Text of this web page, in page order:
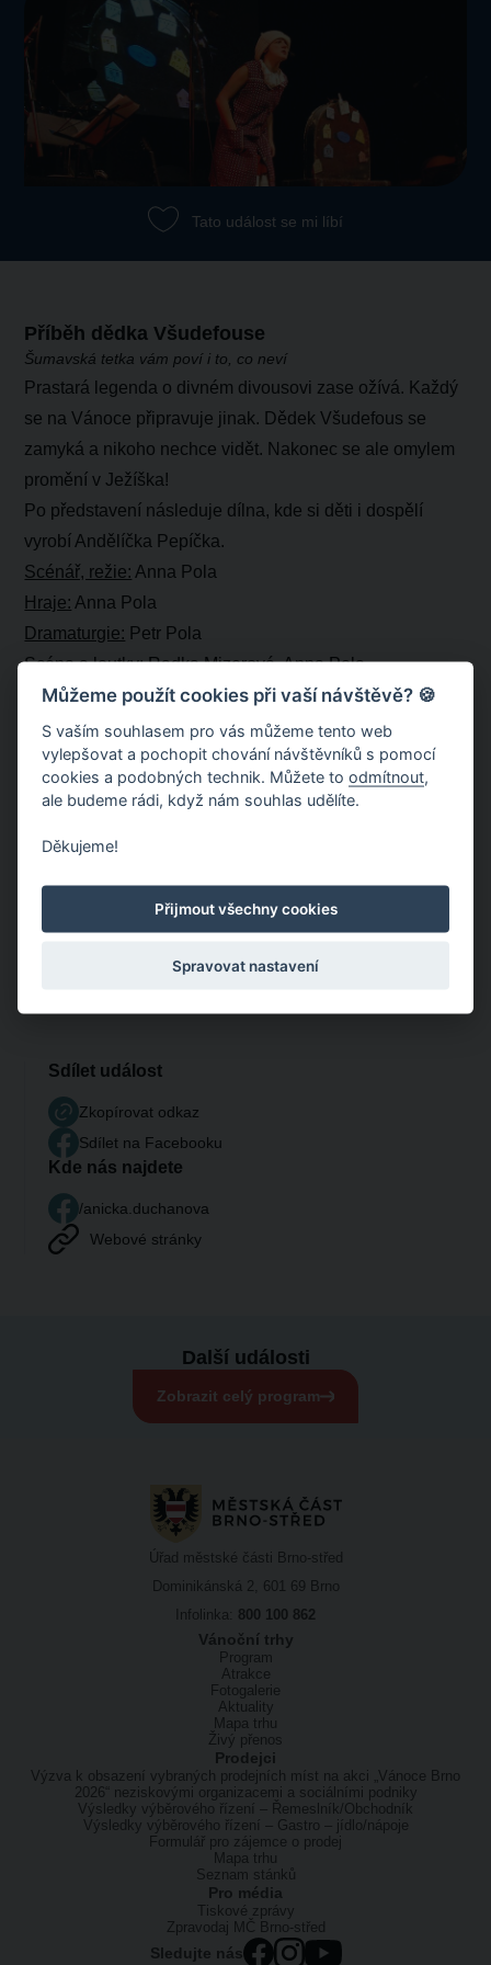
Tato událost se mi líbí
Příběh dědka Všudefouse
Šumavská tetka vám poví i to, co neví
Prastará legenda o divném divousovi zase ožívá. Každý
se na Vánoce připravuje jinak. Dědek Všudefous se
zamyká a nikoho nechce vidět. Nakonec se ale omylem
promění v Ježíška!
Po představení následuje dílna, kde si děti i dospělí
vyrobí Andělíčka Pepíčka.
Scénář, režie: Anna Pola
Hraje: Anna Pola
Dramaturgie: Petr Pola
Scéna a loutky:Radka Mizerová, Anna Pola
Poděkování: obci Velenovy, Michalu Němcovi-
Jablkoňovi, Robertu Smolíkovi, Petrovi Chloubovi
Sdílet událost
Zkopírovat odkaz
Sdílet na Facebooku
Kde nás najdete
/anicka.duchanova
Webové stránky
Další události
Zobrazit celý program
Úřad městské části Brno-střed
Dominikánská 2, 601 69 Brno
Infolinka:
800 100 862
Vánoční trhy
Program
Atrakce
Fotogalerie
Aktuality
Mapa trhu
Živý přenos
Prodejci
Výzva k obsazení vybraných prodejních míst na akci „Vánoce Brno
2026“ neziskovými organizacemi a sociálními podniky
Výsledky výběrového řízení – Řemeslník/Obchodník
Výsledky výběrového řízení – Gastro – jídlo/nápoje
Formulář pro zájemce o prodej
Mapa trhu
Seznam stánků
Pro média
Tiskové zprávy
Zpravodaj MČ Brno-střed
Sledujte nás
Můžeme použít cookies při vaší návštěvě? 🍪
S vaším souhlasem pro vás můžeme tento web
vylepšovat a pochopit chování návštěvníků s pomocí
cookies a podobných technik. Můžete toodmítnout
ale budeme rádi, když nám souhlas udělíte.
Děkujeme!
Přijmout všechny cookies
Spravovat nastavení